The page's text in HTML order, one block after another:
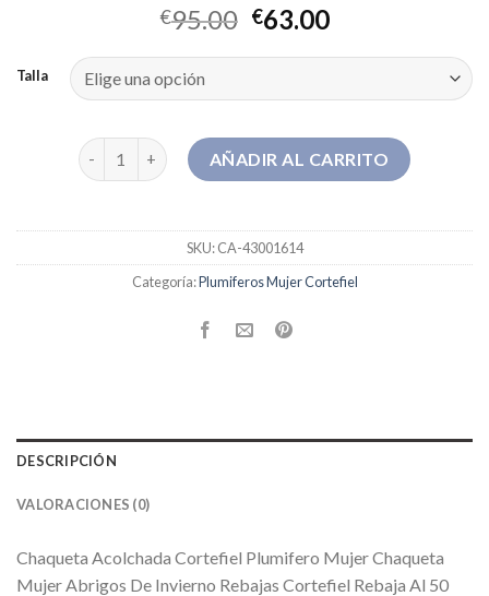
€95.00 €63.00
Talla
plumiferos mujer cortefiel cantidad
AÑADIR AL CARRITO
SKU:CA-43001614
Categoría:Plumiferos Mujer Cortefiel
DESCRIPCIÓN
VALORACIONES (0)
Chaqueta Acolchada Cortefiel Plumifero Mujer Chaqueta
Mujer Abrigos De Invierno Rebajas Cortefiel Rebaja Al 50